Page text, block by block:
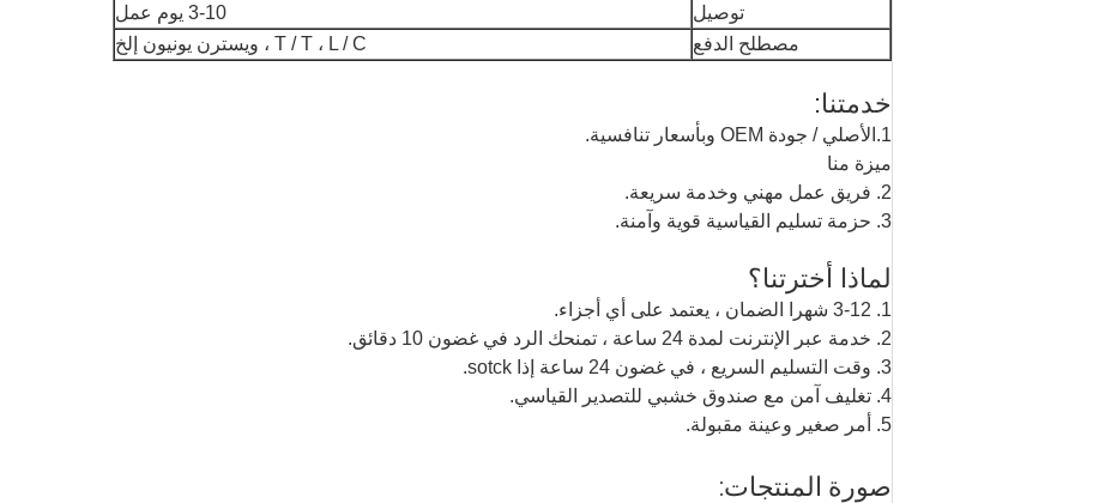
توصيل
3-10 يوم عمل
مصطلح الدفع
T / T ، L / C ، ويسترن يونيون إلخ
خدمتنا:
1.الأصلي / جودة OEM وبأسعار تنافسية.
ميزة منا
2. فريق عمل مهني وخدمة سريعة.
3. حزمة تسليم القياسية قوية وآمنة.
لماذا أخترتنا؟
1. 3-12 شهرا الضمان ، يعتمد على أي أجزاء.
2. خدمة عبر الإنترنت لمدة 24 ساعة ، تمنحك الرد في غضون 10 دقائق.
3. وقت التسليم السريع ، في غضون 24 ساعة إذا sotck.
4. تغليف آمن مع صندوق خشبي للتصدير القياسي.
5. أمر صغير وعينة مقبولة.
صورة المنتجات: